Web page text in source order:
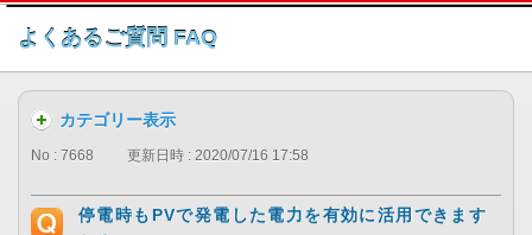
このページの本文へ
よくあるご質問 FAQ
カテゴリー表示
No : 7668 更新日時 : 2020/07/16 17:58
停電時もPVで発電した電力を有効に活用できます